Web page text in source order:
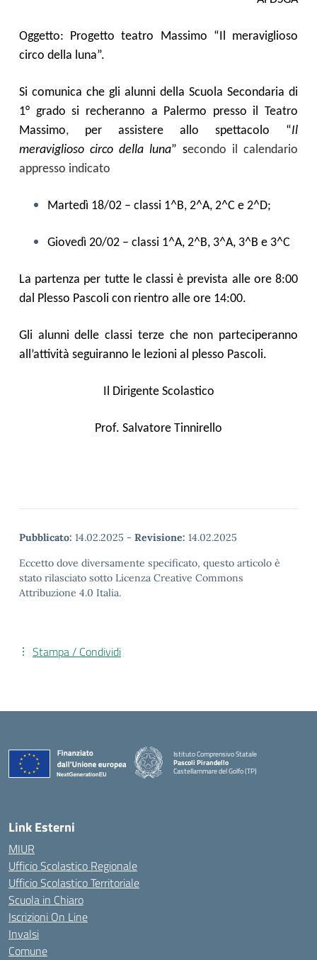
Oggetto: Progetto teatro Massimo “Il meraviglioso
circo della luna”.
Si comunica che gli alunni della Scuola Secondaria di
1° grado si recheranno a Palermo presso il Teatro
Massimo, per assistere allo spettacolo “Il
meraviglioso circo della luna” secondo il calendario
appresso indicato
Martedì 18/02 – classi 1^B, 2^A, 2^C e 2^D;
Giovedì 20/02 – classi 1^A, 2^B, 3^A, 3^B e 3^C
La partenza per tutte le classi è prevista alle ore 8:00
dal Plesso Pascoli con rientro alle ore 14:00.
Gli alunni delle classi terze che non parteciperanno
all’attività seguiranno le lezioni al plesso Pascoli.
Il Dirigente Scolastico
Prof. Salvatore Tinnirello
Pubblicato: 14.02.2025 - Revisione: 14.02.2025
Eccetto dove diversamente specificato, questo articolo è
stato rilasciato sotto Licenza Creative Commons
Attribuzione 4.0 Italia.
Stampa / Condividi
Istituto Comprensivo Statale
Pascoli Pirandello
Castellammare del Golfo (TP)
Link Esterni
MIUR
Ufficio Scolastico Regionale
Ufficio Scolastico Territoriale
Scuola in Chiaro
Iscrizioni On Line
Invalsi
Comune